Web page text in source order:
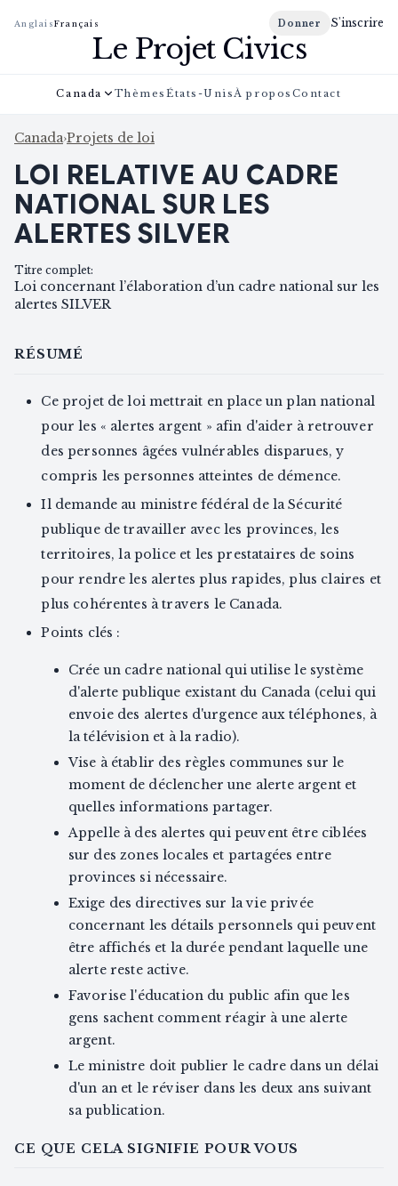
AnglaisFrançais Donner S'inscrire
Le Projet Civics
Canada Thèmes États-Unis À propos Contact
Canada›Projets de loi
LOI RELATIVE AU CADRE
NATIONAL SUR LES
ALERTES SILVER
Titre complet:
Loi concernant l’élaboration d’un cadre national sur les
alertes SILVER
RÉSUMÉ
Ce projet de loi mettrait en place un plan national
pour les « alertes argent » afin d'aider à retrouver
des personnes âgées vulnérables disparues, y
compris les personnes atteintes de démence.
Il demande au ministre fédéral de la Sécurité
publique de travailler avec les provinces, les
territoires, la police et les prestataires de soins
pour rendre les alertes plus rapides, plus claires et
plus cohérentes à travers le Canada.
Points clés :
Crée un cadre national qui utilise le système
d'alerte publique existant du Canada (celui qui
envoie des alertes d'urgence aux téléphones, à
la télévision et à la radio).
Vise à établir des règles communes sur le
moment de déclencher une alerte argent et
quelles informations partager.
Appelle à des alertes qui peuvent être ciblées
sur des zones locales et partagées entre
provinces si nécessaire.
Exige des directives sur la vie privée
concernant les détails personnels qui peuvent
être affichés et la durée pendant laquelle une
alerte reste active.
Favorise l'éducation du public afin que les
gens sachent comment réagir à une alerte
argent.
Le ministre doit publier le cadre dans un délai
d'un an et le réviser dans les deux ans suivant
sa publication.
CE QUE CELA SIGNIFIE POUR VOUS